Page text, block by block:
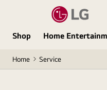
Shop Home
Home Service